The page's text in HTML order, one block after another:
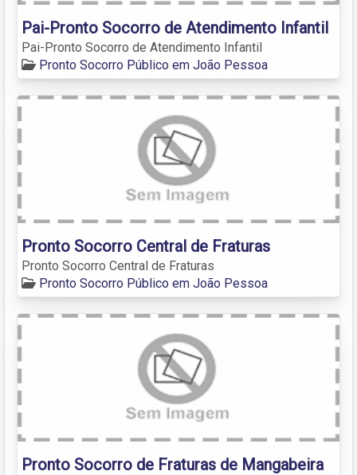
Pai-Pronto Socorro de Atendimento Infantil
Pai-Pronto Socorro de Atendimento Infantil
Pronto Socorro Público em João Pessoa
Pronto Socorro Central de Fraturas
Pronto Socorro Central de Fraturas
Pronto Socorro Público em João Pessoa
Pronto Socorro de Fraturas de Mangabeira